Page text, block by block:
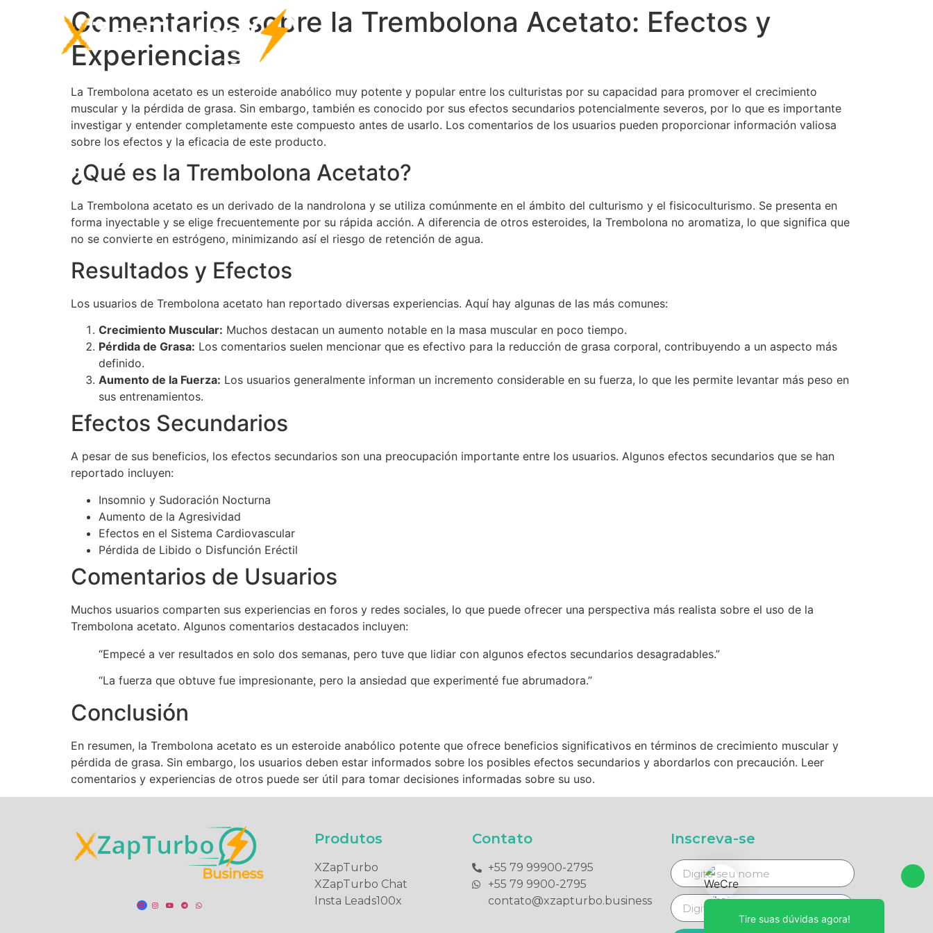
Comentarios sobre la Trembolona Acetato: Efectos y
Experiencias
La Trembolona acetato es un esteroide anabólico muy potente y popular entre los culturistas por su capacidad para promover el crecimiento
muscular y la pérdida de grasa. Sin embargo, también es conocido por sus efectos secundarios potencialmente severos, por lo que es importante
investigar y entender completamente este compuesto antes de usarlo. Los comentarios de los usuarios pueden proporcionar información valiosa
sobre los efectos y la eficacia de este producto.
¿Qué es la Trembolona Acetato?
La Trembolona acetato es un derivado de la nandrolona y se utiliza comúnmente en el ámbito del culturismo y el fisicoculturismo. Se presenta en
forma inyectable y se elige frecuentemente por su rápida acción. A diferencia de otros esteroides, la Trembolona no aromatiza, lo que significa que
no se convierte en estrógeno, minimizando así el riesgo de retención de agua.
Resultados y Efectos
Los usuarios de Trembolona acetato han reportado diversas experiencias. Aquí hay algunas de las más comunes:
Crecimiento Muscular: Muchos destacan un aumento notable en la masa muscular en poco tiempo.
Pérdida de Grasa: Los comentarios suelen mencionar que es efectivo para la reducción de grasa corporal, contribuyendo a un aspecto más
definido.
Aumento de la Fuerza: Los usuarios generalmente informan un incremento considerable en su fuerza, lo que les permite levantar más peso en
sus entrenamientos.
Efectos Secundarios
A pesar de sus beneficios, los efectos secundarios son una preocupación importante entre los usuarios. Algunos efectos secundarios que se han
reportado incluyen:
Insomnio y Sudoración Nocturna
Aumento de la Agresividad
Efectos en el Sistema Cardiovascular
Pérdida de Libido o Disfunción Eréctil
Comentarios de Usuarios
Muchos usuarios comparten sus experiencias en foros y redes sociales, lo que puede ofrecer una perspectiva más realista sobre el uso de la
Trembolona acetato. Algunos comentarios destacados incluyen:
“Empecé a ver resultados en solo dos semanas, pero tuve que lidiar con algunos efectos secundarios desagradables.”
“La fuerza que obtuve fue impresionante, pero la ansiedad que experimenté fue abrumadora.”
Conclusión
En resumen, la Trembolona acetato es un esteroide anabólico potente que ofrece beneficios significativos en términos de crecimiento muscular y
pérdida de grasa. Sin embargo, los usuarios deben estar informados sobre los posibles efectos secundarios y abordarlos con precaución. Leer
comentarios y experiencias de otros puede ser útil para tomar decisiones informadas sobre su uso.
Produtos​
XZapTurbo
XZapTurbo Chat
Insta Leads100x
Contato
+55 79 99900-2795​
+55 79 9900-2795​
contato@xzapturbo.business
Inscreva-se
Tire suas dúvidas agora!